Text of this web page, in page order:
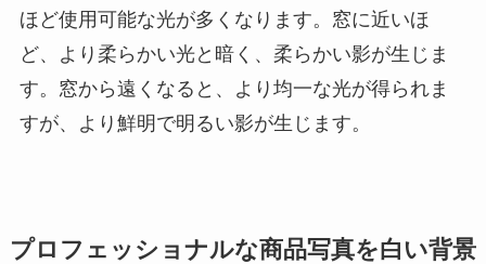
ほど使用可能な光が多くなります。窓に近いほ
ど、より柔らかい光と暗く、柔らかい影が生じま
す。窓から遠くなると、より均一な光が得られま
すが、より鮮明で明るい影が生じます。
プロフェッショナルな商品写真を白い背景